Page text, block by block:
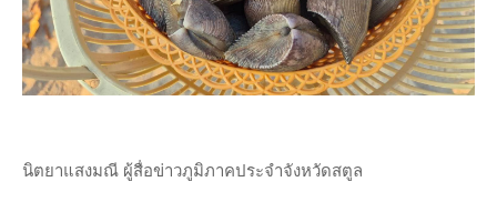
นิตยาแสงมณี ผู้สื่อข่าวภูมิภาคประจําจังหวัดสตูล